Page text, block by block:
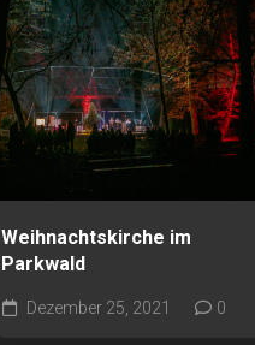
Weihnachtskirche im
Parkwald
Dezember 25, 2021 0